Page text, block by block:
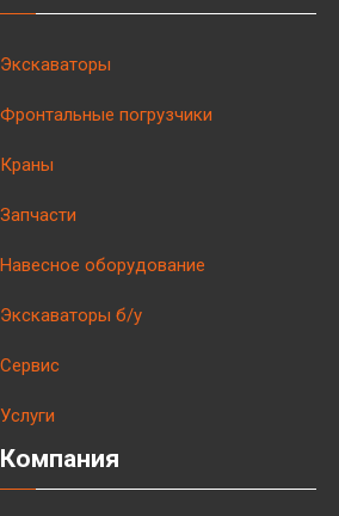
Экскаваторы
Фронтальные погрузчики
Краны
Запчасти
Навесное оборудование
Экскаваторы б/у
Сервис
Услуги
Компания